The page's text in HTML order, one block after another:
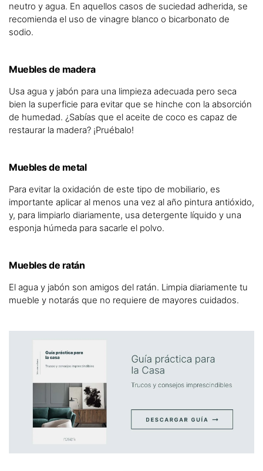
neutro y agua. En aquellos casos de suciedad adherida, se
recomienda el uso de vinagre blanco o bicarbonato de
sodio.
Muebles de madera
Usa agua y jabón para una limpieza adecuada pero seca
bien la superficie para evitar que se hinche con la absorción
de humedad. ¿Sabías que el aceite de coco es capaz de
restaurar la madera? ¡Pruébalo!
Muebles de metal
Para evitar la oxidación de este tipo de mobiliario, es
importante aplicar al menos una vez al año pintura antióxido,
y, para limpiarlo diariamente, usa detergente líquido y una
esponja húmeda para sacarle el polvo.
Muebles de ratán
El agua y jabón son amigos del ratán. Limpia diariamente tu
mueble y notarás que no requiere de mayores cuidados.